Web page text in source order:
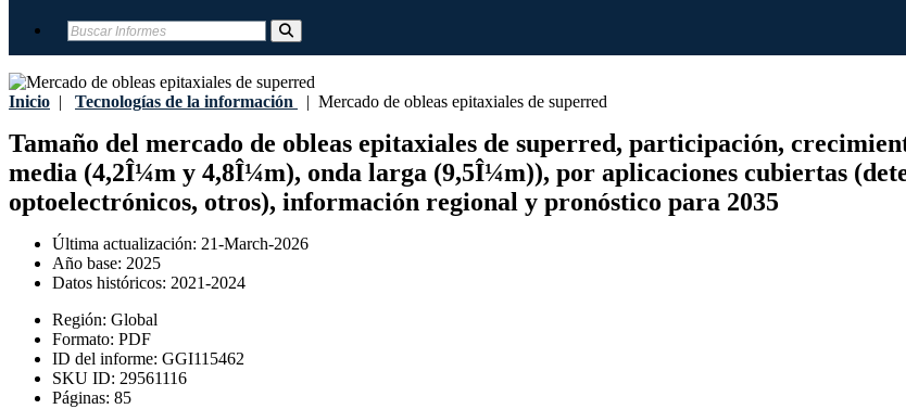
Inicio | Tecnologías de la información | Mercado de obleas epitaxiales de superred
Tamaño del mercado de obleas epitaxiales de superred, participación,
media (4,2Î¼m y 4,8Î¼m), onda larga (9,5Î¼m)), por aplicaciones cubiertas
optoelectrónicos, otros), información regional y pronóstico para 2035
Última actualización: 21-March-2026
Año base: 2025
Datos históricos: 2021-2024
Región: Global
Formato: PDF
ID del informe: GGI115462
SKU ID: 29561116
Páginas: 85